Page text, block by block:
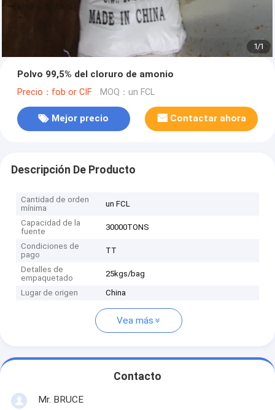
1/1
Polvo 99,5% del cloruro de amonio
Precio：fob or CIF MOQ：un FCL
Mejor precio Contactar ahora
Descripción De Producto
Cantidad de orden
mínima
un FCL
Capacidad de la
fuente
30000TONS
Condiciones de
pago
TT
Detalles de
empaquetado
25kgs/bag
Lugar de origen China
Vea más
Contacto
Mr. BRUCE